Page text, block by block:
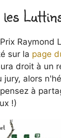
Raymond
sur la page
droit à un
jury, alors
à
!)